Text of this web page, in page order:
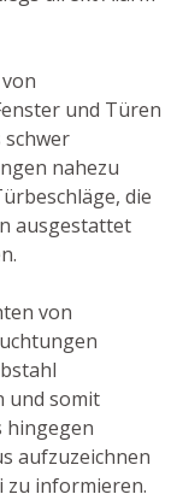
und Türen
nahezu
die
ausgestattet
von
und somit
hingegen
aufzuzeichnen
zu informieren.